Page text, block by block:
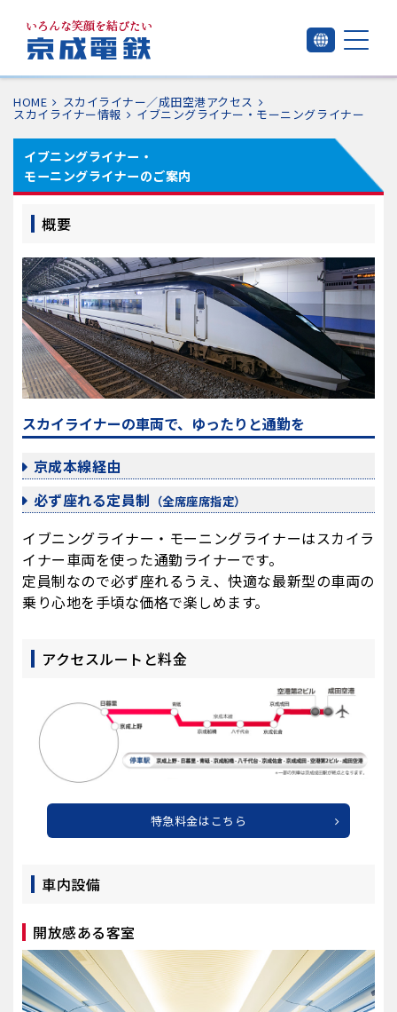
HOME スカイライナー／成田空港アクセス
スカイライナー情報 イブニングライナー・モーニングライナー
イブニングライナー・
モーニングライナーのご案内
概要
スカイライナーの車両で、ゆったりと通勤を
京成本線経由
必ず座れる定員制 （全席座席指定）
イブニングライナー・モーニングライナーはスカイラ
イナー車両を使った通勤ライナーです。
定員制なので必ず座れるうえ、快適な最新型の車両の
乗り心地を手頃な価格で楽しめます。
アクセスルートと料金
特急料金はこちら
車内設備
開放感ある客室